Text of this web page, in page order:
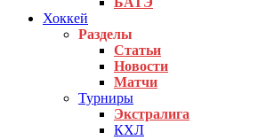
Хоккей
Разделы
Статьи
Новости
Матчи
Турниры
Экстралига
КХЛ